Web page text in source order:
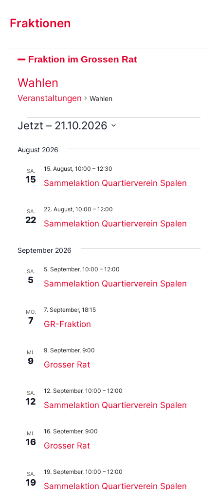
Fraktionen
Fraktion im Grossen Rat
Wahlen
Veranstaltungen Wahlen
Jetzt – 21.10.2026
Sie
das
aus.
August 2026
SA.
15 Sammelaktion Quartierverein Spalen
15. August, 10:00 – 12:30
SA.
22 Sammelaktion Quartierverein Spalen
22. August, 10:00 – 12:00
September 2026
SA.
5 Sammelaktion Quartierverein Spalen
5. September, 10:00 – 12:00
MO.
7 GR-Fraktion
7. September, 18:15
MI.
9 Grosser Rat
9. September, 9:00
SA.
12 Sammelaktion Quartierverein Spalen
12. September, 10:00 – 12:00
MI.
16 Grosser Rat
16. September, 9:00
SA.
19 Sammelaktion Quartierverein Spalen
19. September, 10:00 – 12:00